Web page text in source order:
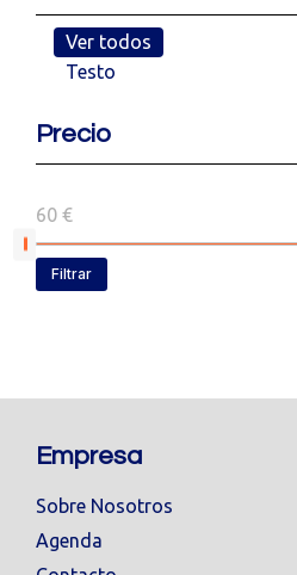
Ver todos
Testo
Precio
60 €
Filtrar
Empresa
Sobre Nosotros
Agenda